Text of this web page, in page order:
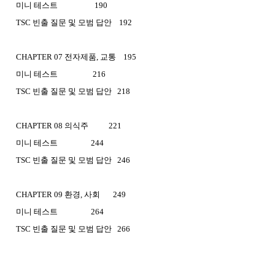
미니 테스트 190
TSC 빈출 질문 및 모범 답안 192
CHAPTER 07 전자제품, 교통 195
미니 테스트 216
TSC 빈출 질문 및 모범 답안 218
CHAPTER 08 의식주 221
미니 테스트 244
TSC 빈출 질문 및 모범 답안 246
CHAPTER 09 환경, 사회 249
미니 테스트 264
TSC 빈출 질문 및 모범 답안 266